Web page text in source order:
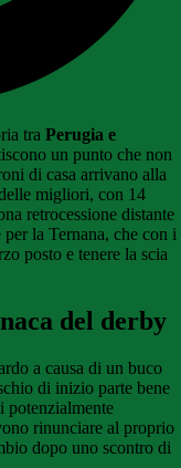
tra Perugia e
un punto che non
di casa arrivano alla
migliori, con 14
retrocessione distante
la Ternana, che con i
posto e tenere la scia
del derby
a causa di un buco
di inizio parte bene
potenzialmente
rinunciare al proprio
dopo uno scontro di